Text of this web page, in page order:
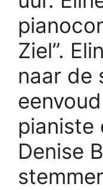
Ziel”.
naar de
pianiste
Denise